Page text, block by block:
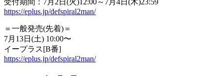
受付期間：7月2日(火)12:00～7月4日(木)23:59
https://eplus.jp/defspiral2man/
＝一般発売(先着)＝
7月13日(土) 10:00〜
イープラス[B番]
https://eplus.jp/defspiral2man/